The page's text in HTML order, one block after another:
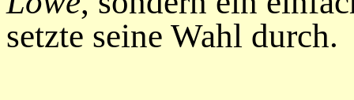
setzte seine Wahl durch.